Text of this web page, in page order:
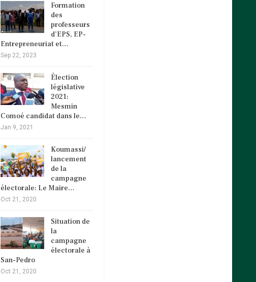
Formation
des
professeurs
d’EPS, EP-
Entrepreneuriat et…
Sep 22, 2023
Élection
législative
2021:
Mesmin
Comoé candidat dans le…
Jan 9, 2021
Koumassi/
lancement
de la
campagne
électorale: Le Maire…
Oct 21, 2020
Situation de
la
campagne
électorale à
San-Pedro
Oct 21, 2020